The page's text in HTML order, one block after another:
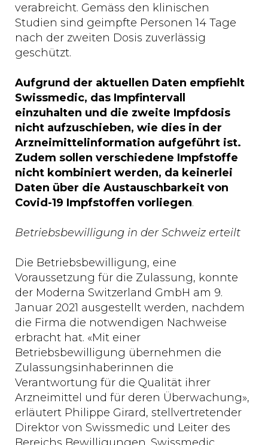
verabreicht. Gemäss den klinischen
Studien sind geimpfte Personen 14 Tage
nach der zweiten Dosis zuverlässig
geschützt.
Aufgrund der aktuellen Daten empfiehlt
Swissmedic, das Impfintervall
einzuhalten und die zweite Impfdosis
nicht aufzuschieben, wie dies in der
Arzneimittelinformation aufgeführt ist.
Zudem sollen verschiedene Impfstoffe
nicht kombiniert werden, da keinerlei
Daten über die Austauschbarkeit von
Covid-19 Impfstoffen vorliegen.
Betriebsbewilligung in der Schweiz erteilt
Die Betriebsbewilligung, eine
Voraussetzung für die Zulassung, konnte
der Moderna Switzerland GmbH am 9.
Januar 2021 ausgestellt werden, nachdem
die Firma die notwendigen Nachweise
erbracht hat. «Mit einer
Betriebsbewilligung übernehmen die
Zulassungsinhaberinnen die
Verantwortung für die Qualität ihrer
Arzneimittel und für deren Überwachung»,
erläutert Philippe Girard, stellvertretender
Direktor von Swissmedic und Leiter des